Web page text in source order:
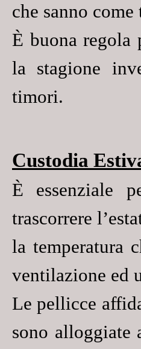
che sanno
È buona regola
la stagione
timori.
Custodia
È essenziale
trascorrere
la temperatura
ventilazione ed
Le pellicce
sono alloggiate